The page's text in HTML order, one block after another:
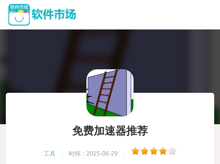
免费加速器推荐
工具 时间：2025-06-29